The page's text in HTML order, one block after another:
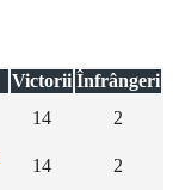
Victorii Înfrângeri
14 2
14
2